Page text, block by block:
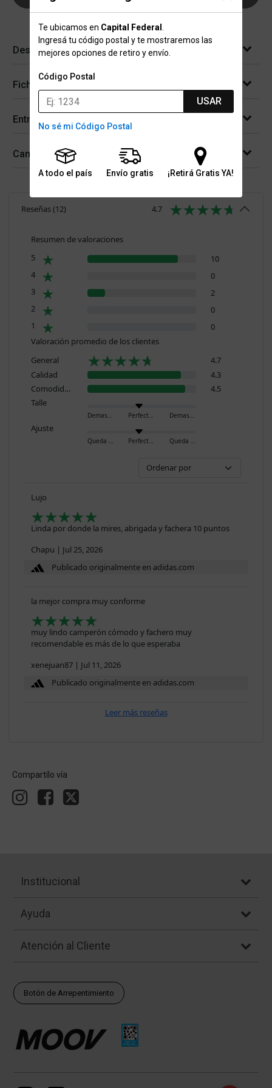
Te ubicamos en Capital Federal
Ingresá tu código postal y te mostraremos las
mejores opciones de retiro y envío.
Código Postal
USAR
No sé mi Código Postal
A todo el país Envío gratis ¡Retirá Gratis YA!
Descripción
Ficha técnica
Entregas
Cambios y devoluciones
Reseñas(12) 4.7
Resumen de valoraciones
5
10
4
0
3
2
2
0
1
0
Valoración promedio de los clientes
General
4.7
Calidad
4.3
Comodidad
4.5
Talle
Demasiado pequeño Perfecto Demasiado grande
Ajuste
Queda ajustado Perfecto Queda holgado
Lujo
Linda por donde la mires, abrigada y fachera 10 puntos
Chapu | Jul 25, 2026
Publicado originalmente en adidas.com
la mejor compra muy conforme
muy lindo camperón cómodo y fachero muy
recomendable es más de lo que esperaba
xenejuan87 | Jul 11, 2026
Publicado originalmente en adidas.com
Leer más reseñas
Compartílo vía
Institucional
Ayuda
Atención al Cliente
Botón de Arrepentimiento